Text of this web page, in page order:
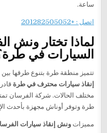
ساعة.
اتصل : +201282505052
لماذا تختار ونش
السيارات في
تتميز منطقة طرة بتنوع طرقها بين
إنقاذ سيارات محترف في طرة
مختلف الحالات. شركة الفرسان
طرة وتوفر أوناش مجهزة بأحدث
مميزاتونش إنقاذ سيارات